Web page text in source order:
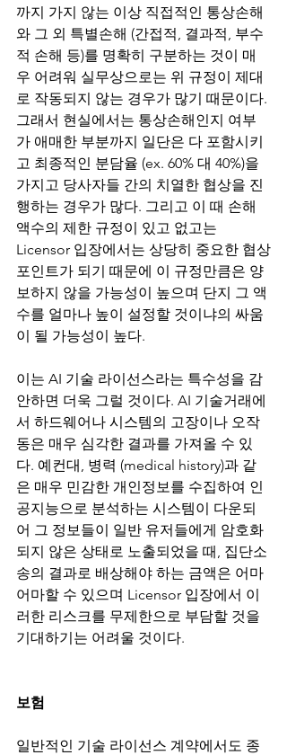
까지 가지 않는 이상 직접적인 통상손해
와 그 외 특별손해 (간접적, 결과적, 부수
적 손해 등)를 명확히 구분하는 것이 매
우 어려워 실무상으로는 위 규정이 제대
로 작동되지 않는 경우가 많기 때문이다.
그래서 현실에서는 통상손해인지 여부
가 애매한 부분까지 일단은 다 포함시키
고 최종적인 분담율 (ex. 60% 대 40%)을
가지고 당사자들 간의 치열한 협상을 진
행하는 경우가 많다. 그리고 이 때 손해
액수의 제한 규정이 있고 없고는
Licensor 입장에서는 상당히 중요한 협상
포인트가 되기 때문에 이 규정만큼은 양
보하지 않을 가능성이 높으며 단지 그 액
수를 얼마나 높이 설정할 것이냐의 싸움
이 될 가능성이 높다.
이는 AI 기술 라이선스라는 특수성을 감
안하면 더욱 그럴 것이다. AI 기술거래에
서 하드웨어나 시스템의 고장이나 오작
동은 매우 심각한 결과를 가져올 수 있
다. 예컨대, 병력 (medical history)과 같
은 매우 민감한 개인정보를 수집하여 인
공지능으로 분석하는 시스템이 다운되
어 그 정보들이 일반 유저들에게 암호화
되지 않은 상태로 노출되었을 때, 집단소
송의 결과로 배상해야 하는 금액은 어마
어마할 수 있으며 Licensor 입장에서 이
러한 리스크를 무제한으로 부담할 것을
기대하기는 어려울 것이다.
보험
일반적인 기술 라이선스 계약에서도 종